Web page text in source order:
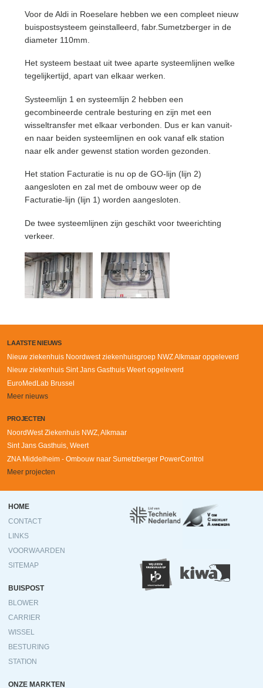
Voor de Aldi in Roeselare hebben we een compleet nieuw
buispostsysteem geinstalleerd, fabr.Sumetzberger in de
diameter 110mm.
Het systeem bestaat uit twee aparte systeemlijnen welke
tegelijkertijd, apart van elkaar werken.
Systeemlijn 1 en systeemlijn 2 hebben een
gecombineerde centrale besturing en zijn met een
wisseltransfer met elkaar verbonden. Dus er kan vanuit-
en naar beiden systeemlijnen en ook vanaf elk station
naar elk ander gewenst station worden gezonden.
Het station Facturatie is nu op de GO-lijn (lijn 2)
aangesloten en zal met de ombouw weer op de
Facturatie-lijn (lijn 1) worden aangesloten.
De twee systeemlijnen zijn geschikt voor tweerichting
verkeer.
LAATSTE NIEUWS
Nieuw ziekenhuis Noordwest ziekenhuisgroep NWZ Alkmaar opgeleverd
Nieuw ziekenhuis Sint Jans Gasthuis Weert opgeleverd
EuroMedLab Brussel
Meer nieuws
PROJECTEN
NoordWest Ziekenhuis NWZ, Alkmaar
Sint Jans Gasthuis, Weert
ZNA Middelheim - Ombouw naar Sumetzberger PowerControl
Meer projecten
Ondermenu
HOME
CONTACT
LINKS
VOORWAARDEN
SITEMAP
BUISPOST
BLOWER
CARRIER
WISSEL
BESTURING
STATION
ONZE MARKTEN